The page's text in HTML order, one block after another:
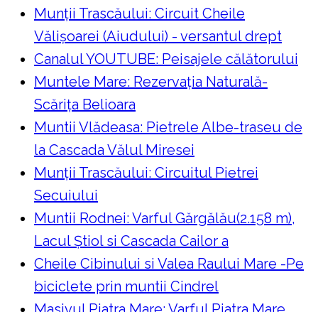
Munții Trascăului: Circuit Cheile
Vălișoarei (Aiudului) - versantul drept
Canalul YOUTUBE: Peisajele călătorului
Muntele Mare: Rezervaţia Naturală-
Scăriţa Belioara
Muntii Vlădeasa: Pietrele Albe-traseu de
la Cascada Vălul Miresei
Munții Trascăului: Circuitul Pietrei
Secuiului
Muntii Rodnei: Varful Gărgălău(2.158 m),
Lacul Ştiol si Cascada Cailor a
Cheile Cibinului si Valea Raului Mare -Pe
biciclete prin muntii Cindrel